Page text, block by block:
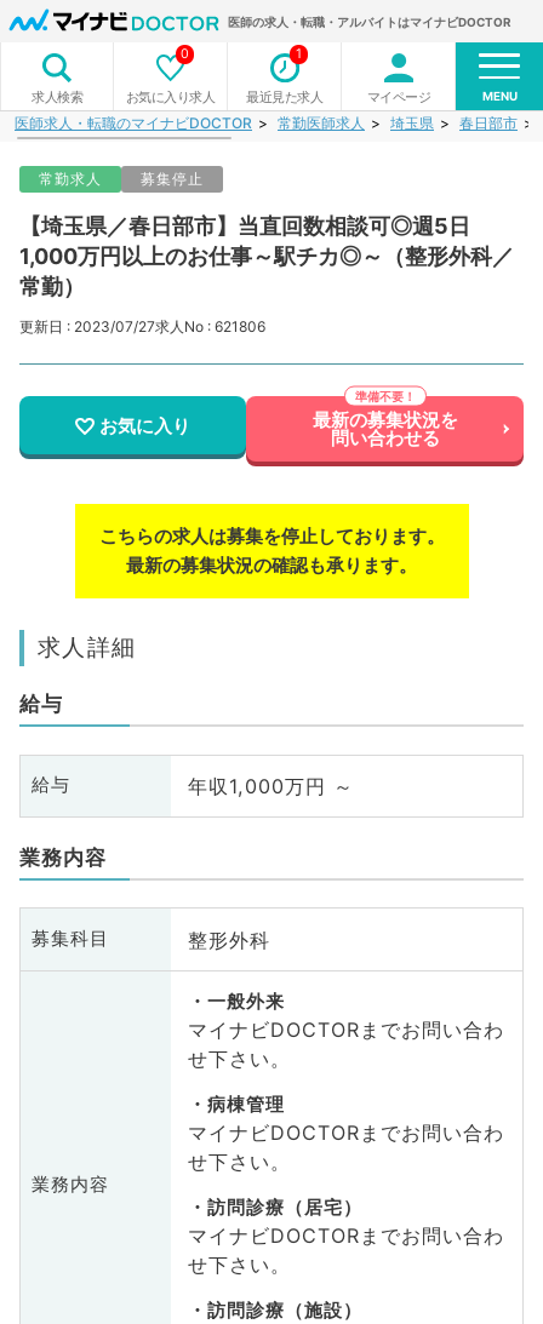
医師の求人・転職・アルバイトはマイナビDOCTOR
求人検索 お気に入り求人
0
最近見た求人
1
マイページ MENU
医師求人・転職のマイナビDOCTOR 常勤医師求人 埼玉県 春日部市
常勤求人 募集停止
【埼玉県／春日部市】当直回数相談可◎週5日
1,000万円以上のお仕事～駅チカ◎～（整形外科／
常勤）
更新日 : 2023/07/27求人No : 621806
お気に入り 最新の募集状況を
問い合わせる
こちらの求人は募集を停止しております。
最新の募集状況の確認も承ります。
求人詳細
給与
給与 年収1,000万円 ～
業務内容
募集科目 整形外科
業務内容
一般外来
マイナビDOCTORまでお問い合わ
せ下さい。
病棟管理
マイナビDOCTORまでお問い合わ
せ下さい。
訪問診療（居宅）
マイナビDOCTORまでお問い合わ
せ下さい。
訪問診療（施設）